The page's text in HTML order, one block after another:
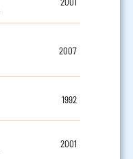
2001
2007
1992
2001